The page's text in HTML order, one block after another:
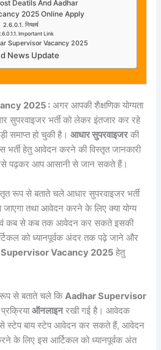
Deatils And Aadhar
2025 Online Apply
निष्कर्ष
Important Link
Supervisor Vacancy 2025
News Update
2025 : अगर आपकी शैक्षणिक योग्यता
सुपरवाइजर भर्ती को लेकर इंतजार कर रहे
समाप्त हो चुकी है।आधार सुपरवाइजरकी
भर्ती हेतु आवेदन करने की विस्तृत जानकारी
पढ़कर आप आसानी से जान सकते हैं।
रूप से बताते चले आधार सुपरवाइजर भर्ती
तथा आवेदन करने के लिए क्या योग्य
एवं कब से कब तक आवेदन कर सकते इसकी
को ध्यानपूर्वक अंदर तक पढ़े जाने और
Vacancy 2025 हेतु
रूप से बताते चले किAadhar Supervisor
ऑनलाइनरखी गई है। आवेदक
स्टेप बाय स्टेप आवेदन कर सकते हैं, आवेदन
के लिए इस आर्टिकल को ध्यानपूर्वक अंत